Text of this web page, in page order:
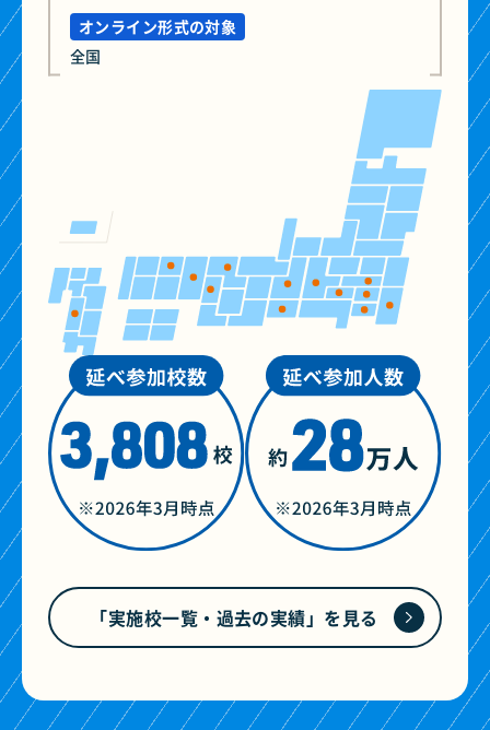
オンライン形式の対象
全国
「実施校一覧・過去の実績」を見る